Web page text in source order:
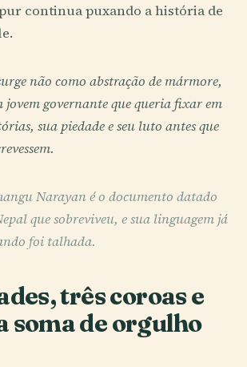
continua puxando a história de
não como abstração de mármore,
jovem governante que queria fixar em
sua piedade e seu luto antes que
Narayan é o documento datado
que sobreviveu, e sua linguagem já
foi talhada.
três coroas e
soma de orgulho